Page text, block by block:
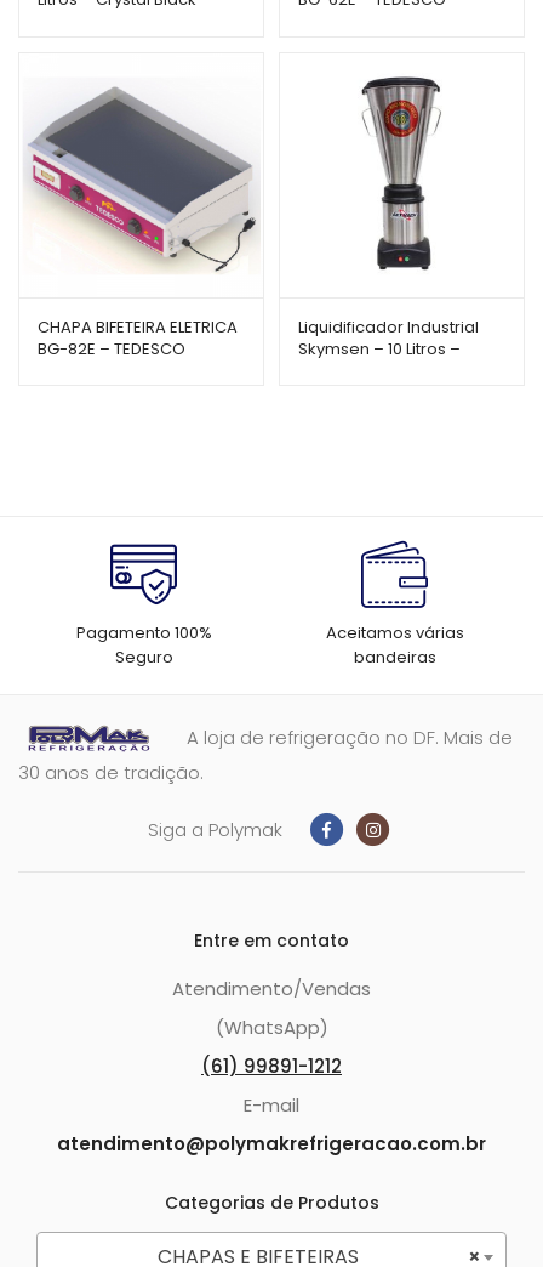
CHAPA BIFETEIRA ELETRICA
BG-82E – TEDESCO
Liquidificador Industrial
Skymsen – 10 Litros –
Pagamento 100%
Seguro
Aceitamos várias
bandeiras
A loja de refrigeração no DF. Mais de
30 anos de tradição.
Siga a Polymak
Entre em contato
Atendimento/Vendas
(WhatsApp)
(61) 99891-1212
E-mail
atendimento@polymakrefrigeracao.com.br
Categorias de Produtos
×
CHAPAS E BIFETEIRAS